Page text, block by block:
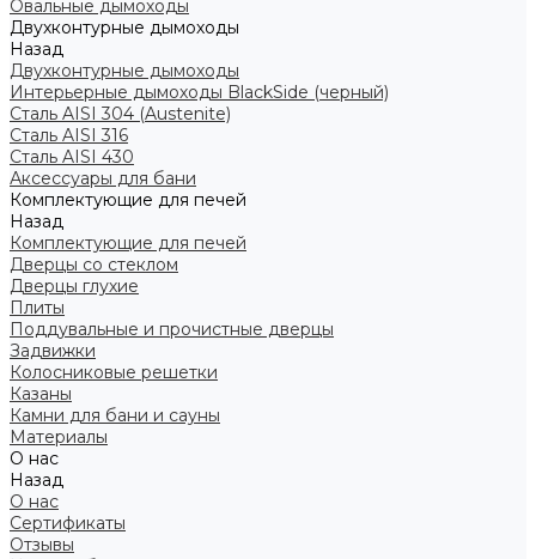
Овальные дымоходы
Двухконтурные дымоходы
Назад
Двухконтурные дымоходы
Интерьерные дымоходы BlackSide (черный)
Сталь AISI 304 (Austenite)
Сталь AISI 316
Сталь AISI 430
Аксессуары для бани
Комплектующие для печей
Назад
Комплектующие для печей
Дверцы со стеклом
Дверцы глухие
Плиты
Поддувальные и прочистные дверцы
Задвижки
Колосниковые решетки
Казаны
Камни для бани и сауны
Материалы
О нас
Назад
О нас
Сертификаты
Отзывы